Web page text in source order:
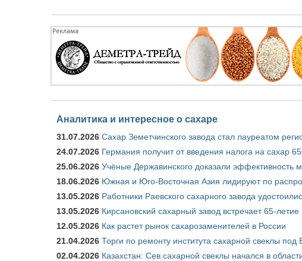
Аналитика и интересное о сахаре
31.07.2026 Сахар Земетчинского завода стал лауреатом
24.07.2026 Германия получит от введения налога на сахар
25.06.2026 Учёные Державинского доказали эффективность
18.06.2026 Южная и Юго-Восточная Азия лидируют по
13.05.2026 Работники Раевского сахарного завода
13.05.2026 Кирсановский сахарный завод встречает 65-летие
12.05.2026 Как растет рынок сахарозаменителей в России
21.04.2026 Торги по ремонту института сахарной свеклы
02.04.2026 Казахстан: Сев сахарной свеклы начался в